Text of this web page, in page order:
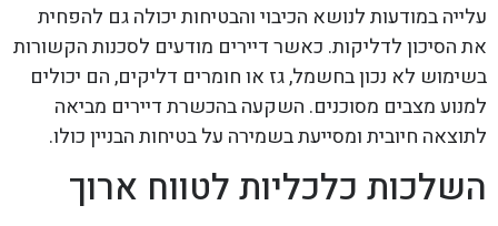
עלייה במודעות לנושא הכיבוי והבטיחות יכולה גם להפחית
את הסיכון לדליקות. כאשר דיירים מודעים לסכנות הקשורות
בשימוש לא נכון בחשמל, גז או חומרים דליקים, הם יכולים
למנוע מצבים מסוכנים. השקעה בהכשרת דיירים מביאה
לתוצאה חיובית ומסייעת בשמירה על בטיחות הבניין כולו.
השלכות כלכליות לטווח ארוך